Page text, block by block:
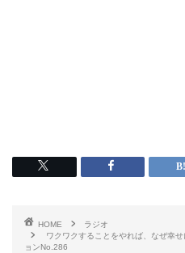
HOME
ラジオ
ワクワクすることをやれば、なぜ幸
ョンNo.286